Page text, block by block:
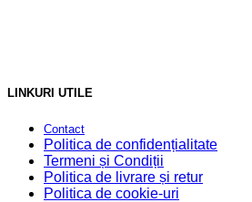
LINKURI UTILE
Contact
Politica de confidențialitate
Termeni și Condiții
Politica de livrare și retur
Politica de cookie-uri